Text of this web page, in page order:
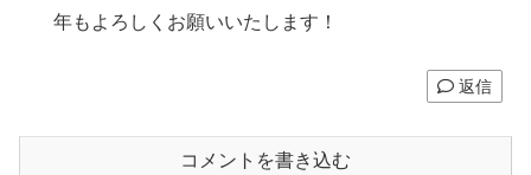
年もよろしくお願いいたします！
返信
コメントを書き込む